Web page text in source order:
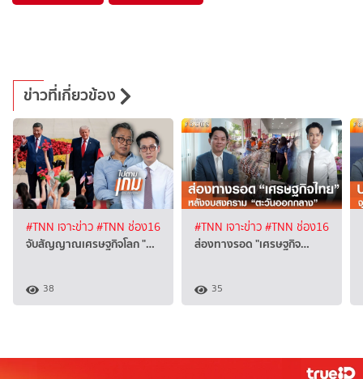
ข่าวที่เกี่ยวข้อง
#TNN เจาะข่าว#TNN ช่อง16
จับสัญญาณเศรษฐกิจโลก "…
38
#TNN เจาะข่าว#TNN ช่อง16
ส่องทางรอด "เศรษฐกิจ…
35